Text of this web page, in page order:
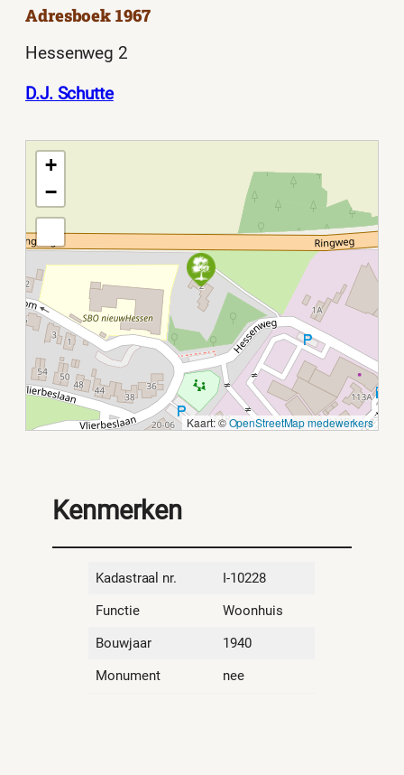
Adresboek 1967
Hessenweg 2
D.J. Schutte
+
−
Kaart: ©OpenStreetMap medewerkers
Kenmerken
Kadastraal nr. I-10228
Functie Woonhuis
Bouwjaar 1940
Monument nee